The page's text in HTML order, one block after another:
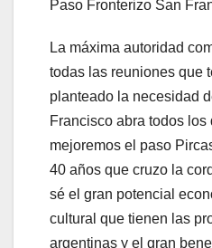
Paso Fronterizo San
La máxima autoridad
todas las reuniones que
planteado la necesidad
Francisco abra todos los
mejoremos el paso
40 años que cruzo la
sé el gran potencial
cultural que tienen las
argentinas y el gran